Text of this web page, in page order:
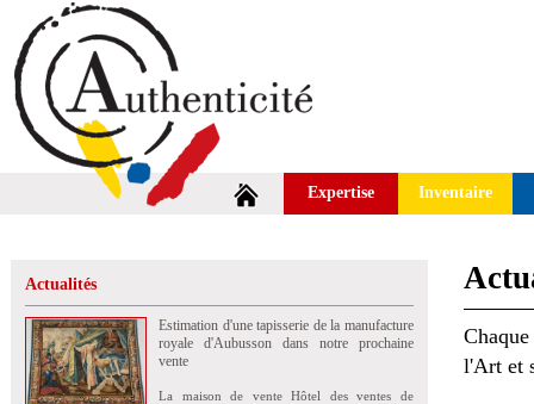
Expertise Inventaire
Actualités
Estimation d'une tapisserie de la manufacture
royale d'Aubusson dans notre prochaine
vente
La maison de vente Hôtel des ventes de
l'Art et